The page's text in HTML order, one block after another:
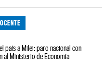
país a Milei: paro nacional con
al Ministerio de Economía